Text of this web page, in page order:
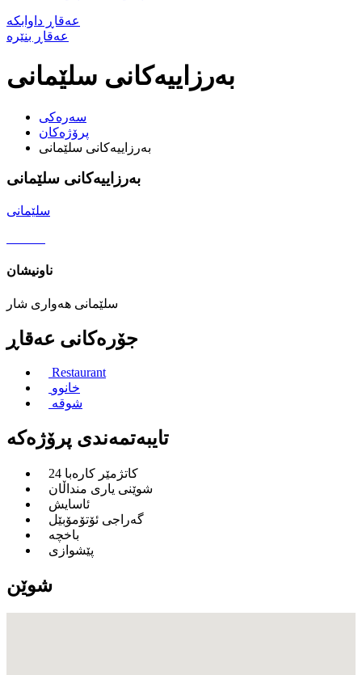
عه‌قاڕ داوابكه
عه‌قاڕ بنێره
بەرزاییەکانی سلێمانی
سه‌ره‌کی
پرۆژەکان
بەرزاییەکانی سلێمانی
بەرزاییەکانی سلێمانی
سلێمانی
ناونیشان
سلێمانی هەواری شار
جۆره‌كانی عه‌قاڕ
Restaurant
خانوو
شوقە
تایبەتمەندی پرۆژەكە
24 کاتژمێر کارەبا
شوێنی یاری منداڵان
ئاسایش
گەراجی ئۆتۆمۆبێل
باخچە
پێشوازی
شوێن